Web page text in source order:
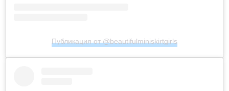
Публикация от @beautifulminiskirtgirls